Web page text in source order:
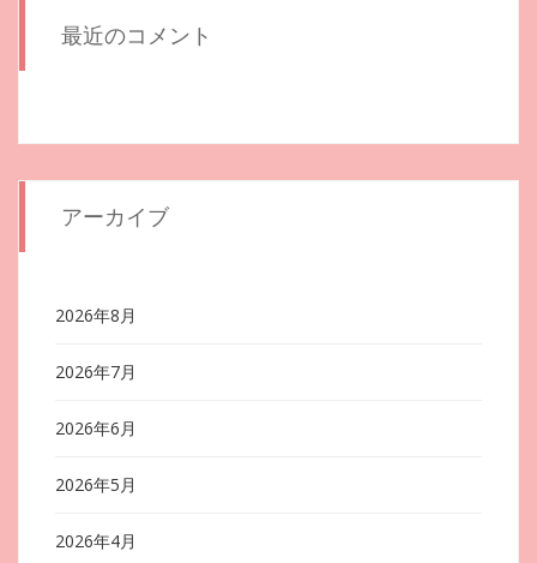
最近のコメント
アーカイブ
2026年8月
2026年7月
2026年6月
2026年5月
2026年4月